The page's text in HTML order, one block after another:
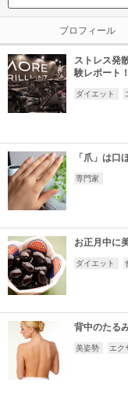
プロフィール
ストレス発
験レポート！
ダイエット
「爪」は
専門家
お正月中に
ダイエット
背中のたる
美姿勢 エク